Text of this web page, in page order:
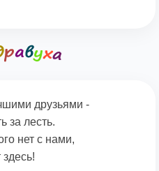
друзьями -
за лесть.
нет с нами,
здесь!